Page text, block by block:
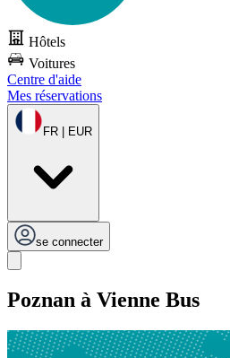
Hôtels
Voitures
Centre d'aide
Mes réservations
FR | EUR
se connecter
Poznan à Vienne Bus